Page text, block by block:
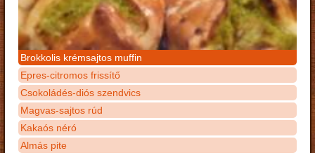
Brokkolis krémsajtos muffin
Epres-citromos frissítő
Csokoládés-diós szendvics
Magvas-sajtos rúd
Kakaós néró
Almás pite